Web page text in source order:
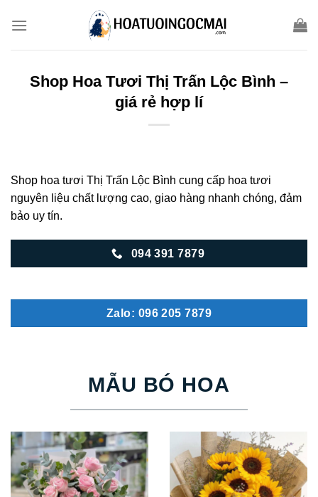
Shop Hoa Tươi Thị Trấn Lộc Bình –
giá rẻ hợp lí
Shop hoa tươi Thị Trấn Lộc Bình cung cấp hoa tươi
nguyên liệu chất lượng cao, giao hàng nhanh chóng, đảm
bảo uy tín.
094 391 7879
Zalo: 096 205 7879
MẪU BÓ HOA